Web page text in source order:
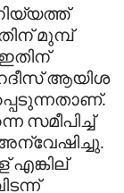
മുമ്പ്
ആയിശ
.
സമീപിച്ച്
.
എങ്കില്